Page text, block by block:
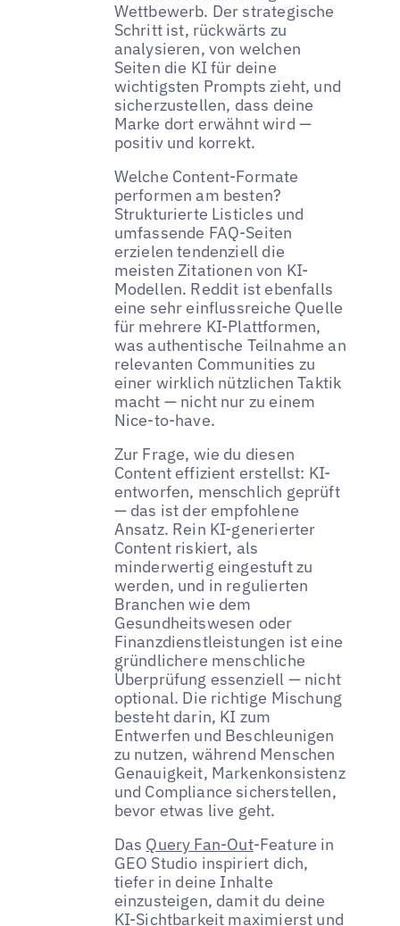
Wettbewerb. Der strategische
Schritt ist, rückwärts zu
analysieren, von welchen
Seiten die KI für deine
wichtigsten Prompts zieht, und
sicherzustellen, dass deine
Marke dort erwähnt wird —
positiv und korrekt.
Welche Content-Formate
performen am besten?
Strukturierte Listicles und
umfassende FAQ-Seiten
erzielen tendenziell die
meisten Zitationen von KI-
Modellen. Reddit ist ebenfalls
eine sehr einflussreiche Quelle
für mehrere KI-Plattformen,
was authentische Teilnahme an
relevanten Communities zu
einer wirklich nützlichen Taktik
macht — nicht nur zu einem
Nice-to-have.
Zur Frage, wie du diesen
Content effizient erstellst: KI-
entworfen, menschlich geprüft
— das ist der empfohlene
Ansatz. Rein KI-generierter
Content riskiert, als
minderwertig eingestuft zu
werden, und in regulierten
Branchen wie dem
Gesundheitswesen oder
Finanzdienstleistungen ist eine
gründlichere menschliche
Überprüfung essenziell — nicht
optional. Die richtige Mischung
besteht darin, KI zum
Entwerfen und Beschleunigen
zu nutzen, während Menschen
Genauigkeit, Markenkonsistenz
und Compliance sicherstellen,
bevor etwas live geht.
Das Query Fan-Out-Feature in
GEO Studio inspiriert dich,
tiefer in deine Inhalte
einzusteigen, damit du deine
KI-Sichtbarkeit maximierst und